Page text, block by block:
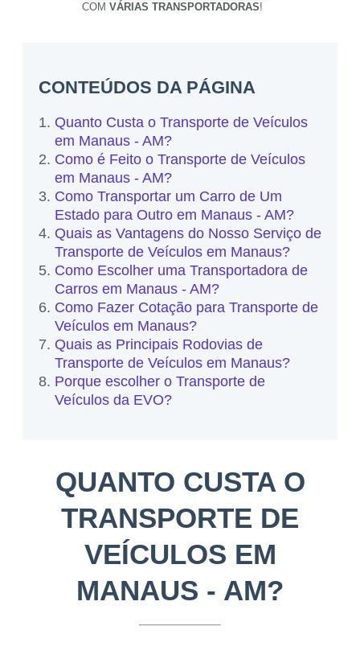
COM VÁRIAS TRANSPORTADORAS!
CONTEÚDOS DA PÁGINA
Quanto Custa o Transporte de Veículos
em Manaus - AM?
Como é Feito o Transporte de Veículos
em Manaus - AM?
Como Transportar um Carro de Um
Estado para Outro em Manaus - AM?
Quais as Vantagens do Nosso Serviço de
Transporte de Veículos em Manaus?
Como Escolher uma Transportadora de
Carros em Manaus - AM?
Como Fazer Cotação para Transporte de
Veículos em Manaus?
Quais as Principais Rodovias de
Transporte de Veículos em Manaus?
Porque escolher o Transporte de
Veículos da EVO?
QUANTO CUSTA O
TRANSPORTE DE
VEÍCULOS EM
MANAUS - AM?